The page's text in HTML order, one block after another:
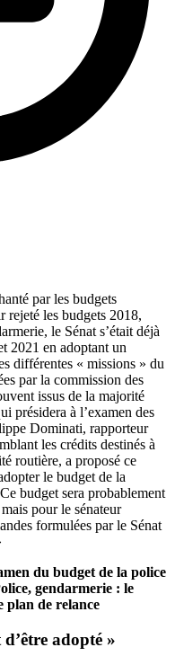
par les budgets
rejeté les budgets 2018,
le Sénat s’était déjà
2021 en adoptant un
différentes « missions » du
par la commission des
issus de la majorité
présidera à l’examen des
Dominati, rapporteur
les crédits destinés à
routière, a proposé ce
le budget de la
budget sera probablement
pour le sénateur
formulées par le Sénat
du budget de la police
gendarmerie : le
plan de relance
adopté »